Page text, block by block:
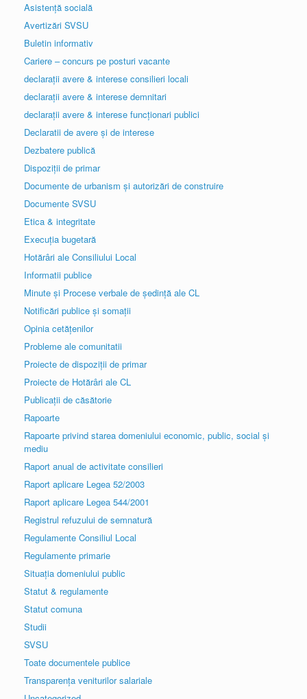
Asistență socială
Avertizări SVSU
Buletin informativ
Cariere – concurs pe posturi vacante
declarații avere & interese consilieri locali
declarații avere & interese demnitari
declarații avere & interese funcționari publici
Declaratii de avere și de interese
Dezbatere publică
Dispoziții de primar
Documente de urbanism și autorizări de construire
Documente SVSU
Etica & integritate
Execuția bugetară
Hotărâri ale Consiliului Local
Informatii publice
Minute și Procese verbale de ședință ale CL
Notificări publice și somații
Opinia cetățenilor
Probleme ale comunitatii
Proiecte de dispoziții de primar
Proiecte de Hotărâri ale CL
Publicații de căsătorie
Rapoarte
Rapoarte privind starea domeniului economic, public, social și
mediu
Raport anual de activitate consilieri
Raport aplicare Legea 52/2003
Raport aplicare Legea 544/2001
Registrul refuzului de semnatură
Regulamente Consiliul Local
Regulamente primarie
Situația domeniului public
Statut & regulamente
Statut comuna
Studii
SVSU
Toate documentele publice
Transparența veniturilor salariale